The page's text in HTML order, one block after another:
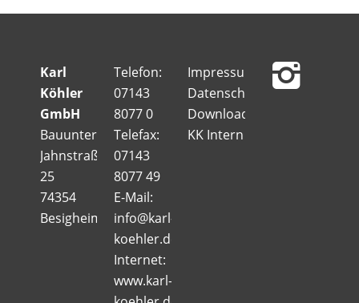
Karl
Köhler
GmbH
Bauunternehmung
Jahnstraße
25
74354
Besigheim
Telefon:
07143
8077 0
Telefax:
07143
8077 49
E-Mail:
info@karl-
koehler.de
Internet:
www.karl-
Impressum
Datenschutz
Downloads
KK Intern